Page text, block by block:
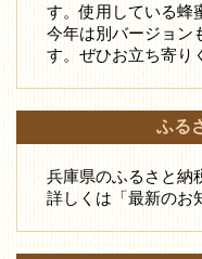
す。使用している蜂
今年は別バージョン
す。ぜひお立ち寄り
ふる
兵庫県のふるさと納
詳しくは「最新のお